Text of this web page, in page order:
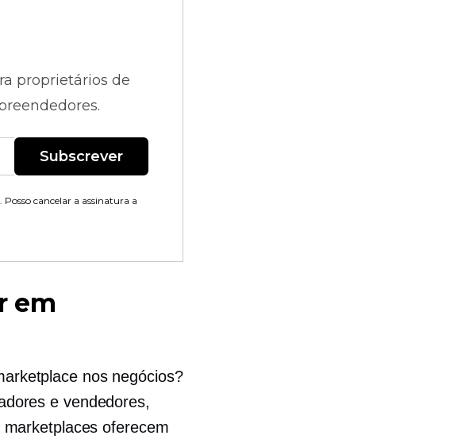
proprietários de
Subscrever
cancelar a assinatura a
em
nos negócios?
e vendedores,
oferecem